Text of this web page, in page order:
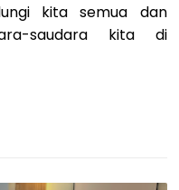
kita semua dan
saudara kita di